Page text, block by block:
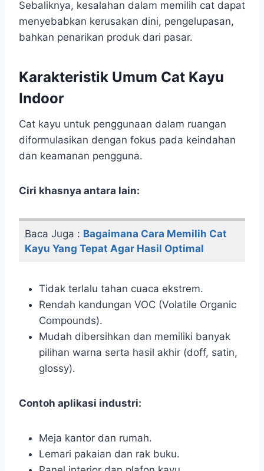
Sebaliknya, kesalahan dalam memilih cat dapat
menyebabkan kerusakan dini, pengelupasan,
bahkan penarikan produk dari pasar.
Karakteristik Umum Cat Kayu
Indoor
Cat kayu untuk penggunaan dalam ruangan
diformulasikan dengan fokus pada keindahan
dan keamanan pengguna.
Ciri khasnya antara lain:
Baca Juga : Bagaimana Cara Memilih Cat
Kayu Yang Tepat Agar Hasil Optimal
Tidak terlalu tahan cuaca ekstrem.
Rendah kandungan VOC (Volatile Organic
Compounds).
Mudah dibersihkan dan memiliki banyak
pilihan warna serta hasil akhir (doff, satin,
glossy).
Contoh aplikasi industri:
Meja kantor dan rumah.
Lemari pakaian dan rak buku.